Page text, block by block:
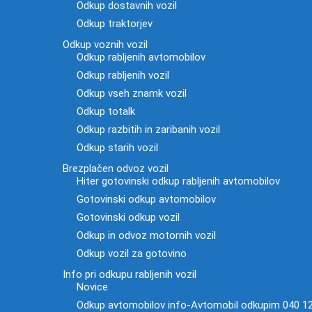
Odkup dostavnih vozil
Odkup traktorjev
Odkup voznih vozil
Odkup rabljenih avtomobilov
Odkup rabljenih vozil
Odkup vseh znamk vozil
Odkup totalk
Odkup razbitih in zaribanih vozil
Odkup starih vozil
Brezplačen odvoz vozil
Hiter gotovinski odkup rabljenih avtomobilov
Gotovinski odkup avtomobilov
Gotovinski odkup vozil
Odkup in odvoz motornih vozil
Odkup vozil za gotovino
Info pri odkupu rabljenih vozil
Novice
Odkup avtomobilov info-Avtomobil odkupim 040